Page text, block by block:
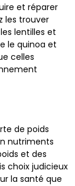
et réparer
les trouver
lentilles et
le quinoa et
celles
de poids
nutriments
et des
choix judicieux
la santé que